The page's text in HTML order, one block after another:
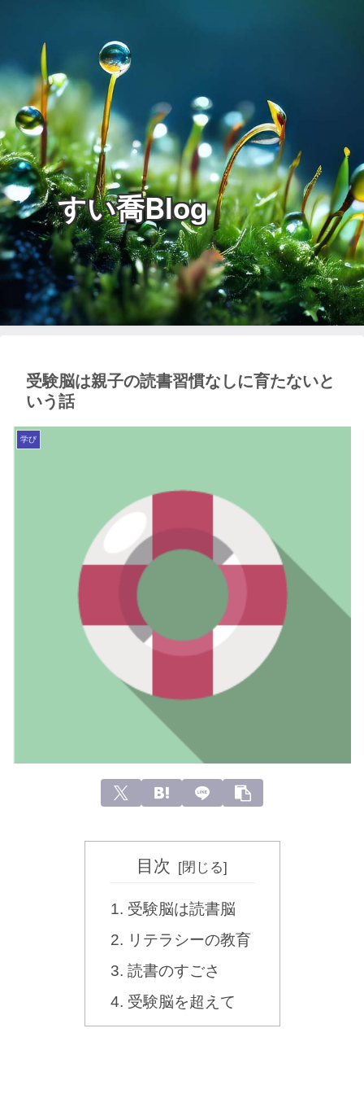
すい喬Blog
受験脳は親子の読書習慣なしに育たないと
いう話
学び
目次
受験脳は読書脳
リテラシーの教育
読書のすごさ
受験脳を超えて